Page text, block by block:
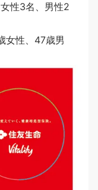
性3名、男性2
女性、47歳男